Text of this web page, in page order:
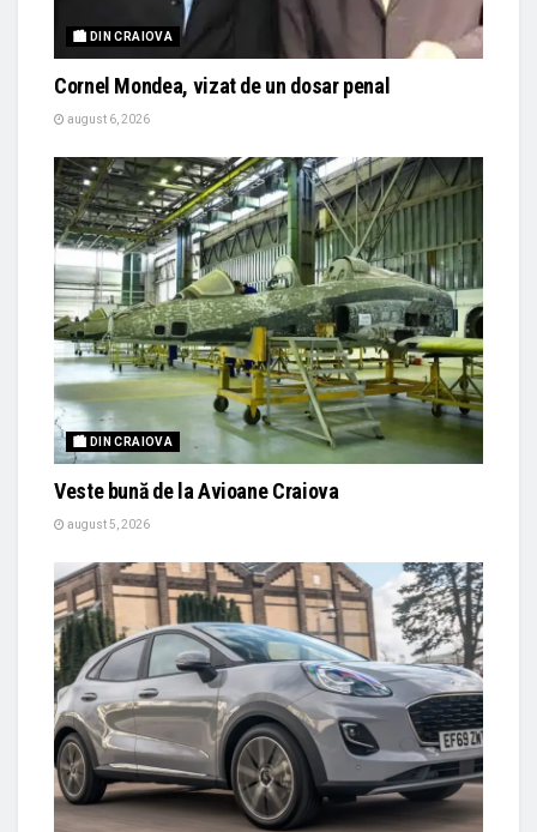
🏙 DIN CRAIOVA
Cornel Mondea, vizat de un dosar penal
august 6, 2026
🏙 DIN CRAIOVA
Veste bună de la Avioane Craiova
august 5, 2026